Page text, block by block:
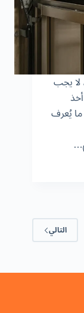
لا يجب
ما يُعرف
التالي